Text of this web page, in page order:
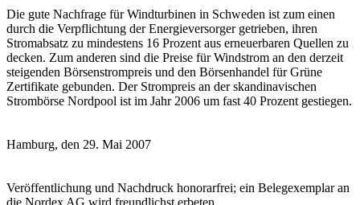
Die gute Nachfrage für Windturbinen in Schweden ist zum einen
durch die Verpflichtung der Energieversorger getrieben, ihren
Stromabsatz zu mindestens 16 Prozent aus erneuerbaren Quellen zu
decken. Zum anderen sind die Preise für Windstrom an den derzeit
steigenden Börsenstrompreis und den Börsenhandel für Grüne
Zertifikate gebunden. Der Strompreis an der skandinavischen
Strombörse Nordpool ist im Jahr 2006 um fast 40 Prozent gestiegen.
Hamburg, den 29. Mai 2007
Veröffentlichung und Nachdruck honorarfrei; ein Belegexemplar an
die Nordex AG wird freundlichst erbeten.